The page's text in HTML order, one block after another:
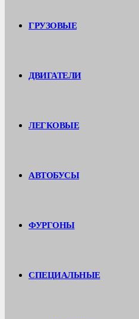
ГРУЗОВЫЕ
ДВИГАТЕЛИ
ЛЕГКОВЫЕ
АВТОБУСЫ
ФУРГОНЫ
СПЕЦИАЛЬНЫЕ